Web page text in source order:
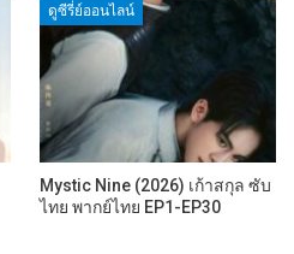
ดูซีรี่ย์ออนไลน์
Mystic Nine (2026) เก้าสกุล ซับ
ไทย พากย์ไทย EP1-EP30